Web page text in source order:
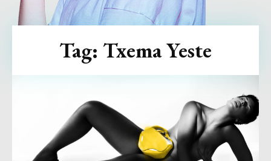
Tag: Txema Yeste